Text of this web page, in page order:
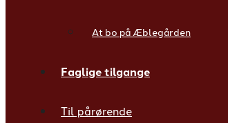
At bo på Æblegården
Faglige tilgange
Til pårørende